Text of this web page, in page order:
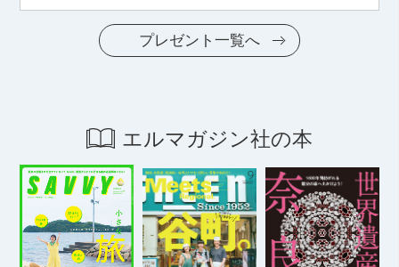
プレゼント一覧へ
エルマガジン社の本